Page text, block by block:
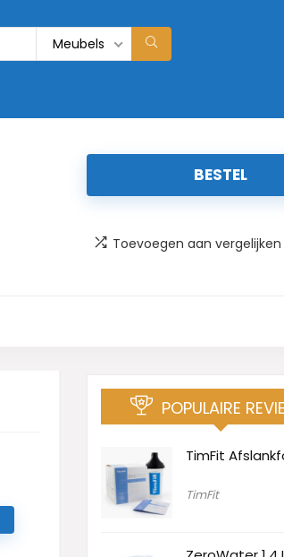
Meubels
BESTEL
Toevoegen aan vergelijken
POPULAIRE
TimFit
TimFit